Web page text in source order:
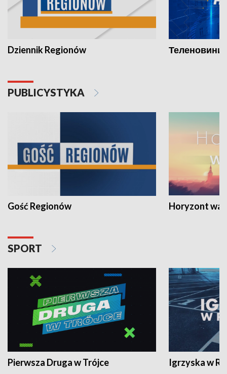
Dziennik Regionów Теленовини
PUBLICYSTYKA
Gość Regionów Horyzont
SPORT
Pierwsza Druga w Trójce Igrzyska w